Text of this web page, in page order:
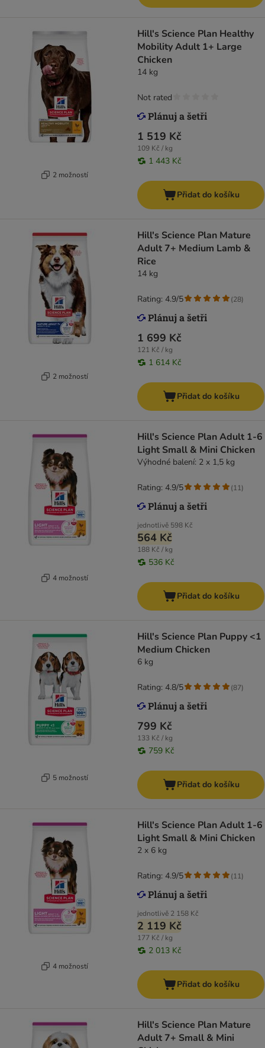
2 možností
Hill's Science Plan Healthy
Mobility Adult 1+ Large
Chicken
14 kg
1 519 Kč
109 Kč / kg
1 443 Kč
Not rated
Přidat do košíku
2 možností
Hill's Science Plan Mature
Adult 7+ Medium Lamb &
Rice
14 kg
1 699 Kč
121 Kč / kg
1 614 Kč
Rating: 4.9/5 (28)
Přidat do košíku
4 možností
Hill's Science Plan Adult 1-6
Light Small & Mini Chicken
Výhodné balení: 2 x 1,5 kg
jednotlivě 598 Kč
564 Kč
188 Kč / kg
536 Kč
Rating: 4.9/5 (11)
Přidat do košíku
5 možností
Hill's Science Plan Puppy <1
Medium Chicken
6 kg
799 Kč
133 Kč / kg
759 Kč
Rating: 4.8/5 (87)
Přidat do košíku
4 možností
Hill's Science Plan Adult 1-6
Light Small & Mini Chicken
2 x 6 kg
jednotlivě 2 158 Kč
2 119 Kč
177 Kč / kg
2 013 Kč
Rating: 4.9/5 (11)
Přidat do košíku
Hill's Science Plan Mature
Adult 7+ Small & Mini